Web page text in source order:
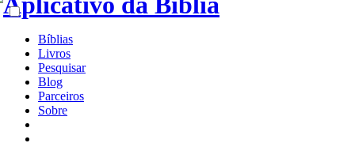
Bíblias
Livros
Pesquisar
Blog
Parceiros
Sobre